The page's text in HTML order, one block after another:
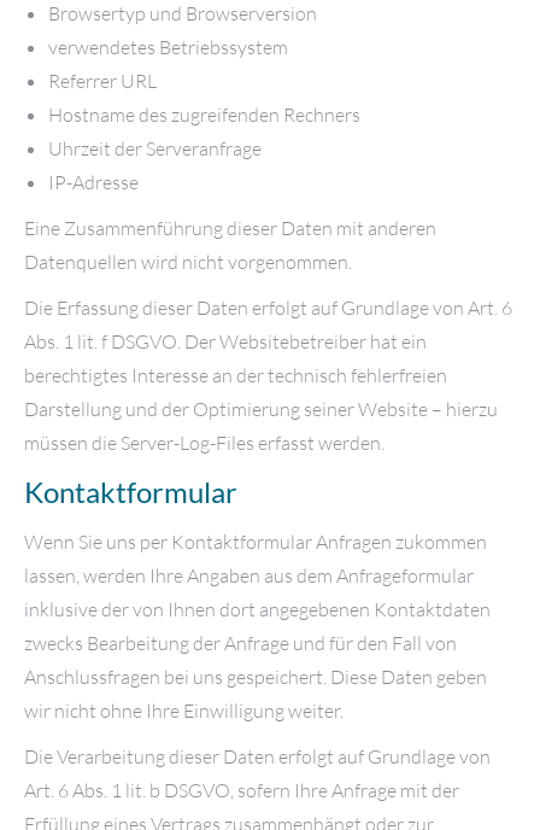
Browsertyp und Browserversion
verwendetes Betriebssystem
Referrer URL
Hostname des zugreifenden Rechners
Uhrzeit der Serveranfrage
IP-Adresse
Eine Zusammenführung dieser Daten mit anderen
Datenquellen wird nicht vorgenommen.
Die Erfassung dieser Daten erfolgt auf Grundlage von Art. 6
Abs. 1 lit. f DSGVO. Der Websitebetreiber hat ein
berechtigtes Interesse an der technisch fehlerfreien
Darstellung und der Optimierung seiner Website – hierzu
müssen die Server-Log-Files erfasst werden.
Kontaktformular
Wenn Sie uns per Kontaktformular Anfragen zukommen
lassen, werden Ihre Angaben aus dem Anfrageformular
inklusive der von Ihnen dort angegebenen Kontaktdaten
zwecks Bearbeitung der Anfrage und für den Fall von
Anschlussfragen bei uns gespeichert. Diese Daten geben
wir nicht ohne Ihre Einwilligung weiter.
Die Verarbeitung dieser Daten erfolgt auf Grundlage von
Art. 6 Abs. 1 lit. b DSGVO, sofern Ihre Anfrage mit der
Erfüllung eines Vertrags zusammenhängt oder zur